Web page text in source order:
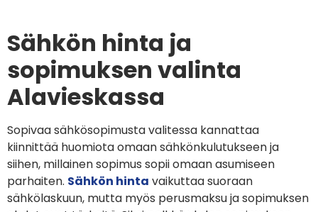
Sähkön hinta ja
sopimuksen valinta
Alavieskassa
Sopivaa sähkösopimusta valitessa kannattaa
kiinnittää huomiota omaan sähkönkulutukseen ja
siihen, millainen sopimus sopii omaan asumiseen
parhaiten. Sähkön hinta vaikuttaa suoraan
sähkölaskuun, mutta myös perusmaksu ja sopimuksen